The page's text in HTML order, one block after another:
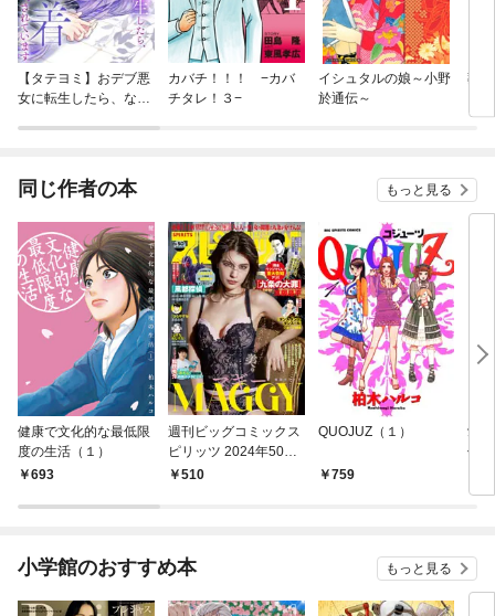
【タテヨミ】おデブ悪
女に転生したら、なぜ
カバチ！！！ −カバ
チタレ！３−
イシュタルの娘～小野
於通伝～
葬
同じ作者の本 もっと見る
健康で文化的な最低限
度の生活（１）
693
週刊ビッグコミックス
ピリッツ 2024年50号
【デジタル版限定グラ
510
QUOJUZ（１）
759
愛
傑
小学館のおすすめ本 もっと見る